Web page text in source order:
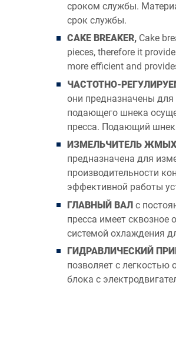
сроком службы.
срок службы.
CAKE BREAKER,Cake
pieces, therefore it
more efficient and
ЧАСТОТНО-
они предназначены
подающего шнека
пресса. Подающий шнек
ИЗМЕЛЬЧИТЕЛЬ
предназначена для
производительности
эффективной работы
ГЛАВНЫЙ ВАЛ с
пресса имеет сквозное
системой охлаждения
ГИДРАВЛИЧЕСКИЙ
позволяет с
блока с